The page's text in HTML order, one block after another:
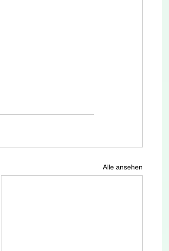
Alle ansehen